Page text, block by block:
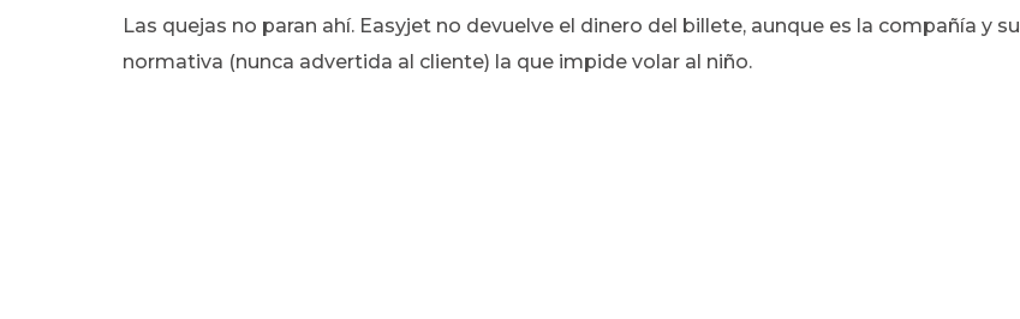
Las quejas no paran ahí. Easyjet no devuelve el dinero del billete, aunque es la compañía y su
normativa (nunca advertida al cliente) la que impide volar al niño.